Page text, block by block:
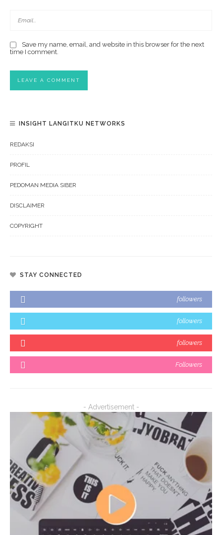
Save my name, email, and website in this browser for the next
time I comment.
INSIGHT LANGITKU NETWORKS
REDAKSI
PROFIL
PEDOMAN MEDIA SIBER
DISCLAIMER
COPYRIGHT
STAY CONNECTED
followers
followers
followers
Followers
- Advertisement -